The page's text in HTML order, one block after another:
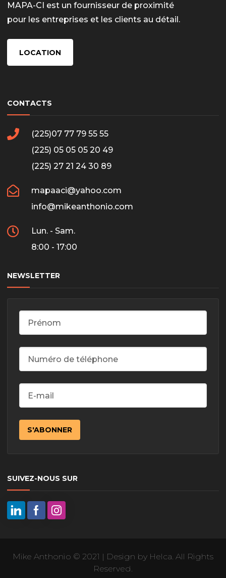
MAPA-CI est un fournisseur de proximité
pour les entreprises et les clients au détail.
LOCATION
CONTACTS
(225)07 77 79 55 55
(225) 05 05 05 20 49
(225) 27 21 24 30 89
mapaaci@yahoo.com
info@mikeanthonio.com
Lun. - Sam.
8:00 - 17:00
NEWSLETTER
SUIVEZ-NOUS SUR
Mike Anthonio © 2021 | Design by Helca. All Rights
Reserved.